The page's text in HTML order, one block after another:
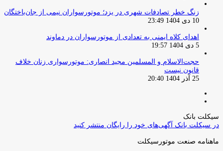
زنگ خطر تصادفات شهری در یزد؛ موتورسواران نیمی از جان‌باختگان
10 دی 1404 23:49
اهدای کلاه ایمنی به تعدادی از موتورسواران در دماوند
5 دی 1404 19:57
حجت‌الاسلام و المسلمین مجید انصاری: موتورسواری زنان خلاف
قانون نیست
25 آذر 1404 20:40
سیکلت بانک
در سیکلت بانک آگهی‌های خود را رایگان منتشر کنید
ماهنامه صنعت موتورسیکلت